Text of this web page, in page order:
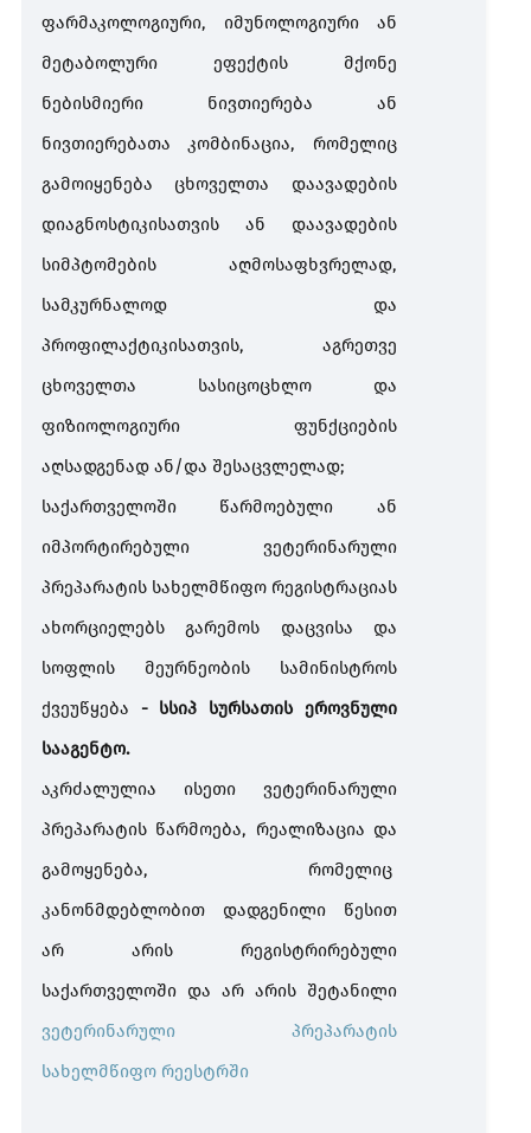
პრეპარატები
ველური ფლორა და ფაუნა (CITES)
ნარჩენების ტრანსსასაზღვრო გადაზიდვა
ოზონდამშლელი ნივთიერებები
საშიში ქიმიური ნივთიერებები
ვერცხლისწყალი და ვერცხლისწყლით გამდიდრებული
ნაღდი ფული და ფასიანი ქაღალდები
კულტურული ფასეულობები
იოდიზებული და არაიოდიზებული მარილი
მარილი
პროდუქტის უსაფრთხოებისა და სურსათის უვნებლობის
რეგლამენტები
ფარმაკოლოგიური, იმუნოლოგიური ან
მეტაბოლური ეფექტის მქონე
ნებისმიერი ნივთიერება ან
ნივთიერებათა კომბინაცია, რომელიც
გამოიყენება ცხოველთა დაავადების
დიაგნოსტიკისათვის ან დაავადების
სიმპტომების აღმოსაფხვრელად,
სამკურნალოდ და
პროფილაქტიკისათვის, აგრეთვე
ცხოველთა სასიცოცხლო და
ფიზიოლოგიური ფუნქციების
აღსადგენად ან/და შესაცვლელად;
საქართველოში წარმოებული ან
იმპორტირებული ვეტერინარული
პრეპარატის სახელმწიფო რეგისტრაციას
ახორციელებს გარემოს დაცვისა და
სოფლის მეურნეობის სამინისტროს
ქვეუწყება - სსიპ სურსათის ეროვნული
სააგენტო.
აკრძალულია ისეთი ვეტერინარული
პრეპარატის წარმოება, რეალიზაცია და
გამოყენება, რომელიც
კანონმდებლობით დადგენილი წესით
არ არის რეგისტრირებული
საქართველოში და არ არის შეტანილი
ვეტერინარული პრეპარატის
სახელმწიფო რეესტრში